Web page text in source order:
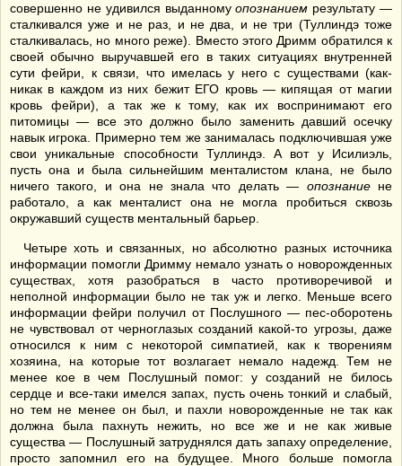
совершенно не удивился выданномуопознанием результату —
сталкивался уже и не раз, и не два, и не три (Туллиндэ тоже
сталкивалась, но много реже). Вместо этого Дримм обратился к
своей обычно выручавшей его в таких ситуациях внутренней
сути фейри, к связи, что имелась у него с существами (как-
никак в каждом из них бежит ЕГО кровь — кипящая от магии
кровь фейри), а так же к тому, как их воспринимают его
питомицы — все это должно было заменить давший осечку
навык игрока. Примерно тем же занималась подключившая уже
свои уникальные способности Туллиндэ. А вот у Исилиэль,
пусть она и была сильнейшим менталистом клана, не было
ничего такого, и она не знала что делать — опознание не
работало, а как менталист она не могла пробиться сквозь
окружавший существ ментальный барьер.
Четыре хоть и связанных, но абсолютно разных источника
информации помогли Дримму немало узнать о новорожденных
существах, хотя разобраться в часто противоречивой и
неполной информации было не так уж и легко. Меньше всего
информации фейри получил от Послушного — пес-оборотень
не чувствовал от черноглазых созданий какой-то угрозы, даже
относился к ним с некоторой симпатией, как к творениям
хозяина, на которые тот возлагает немало надежд. Тем не
менее кое в чем Послушный помог: у созданий не билось
сердце и все-таки имелся запах, пусть очень тонкий и слабый,
но тем не менее он был, и пахли новорожденные не так как
должна была пахнуть нежить, но все же и не как живые
существа — Послушный затруднялся дать запаху определение,
просто запомнил его на будущее. Много больше помогла